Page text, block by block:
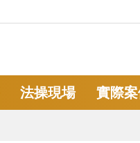
法操現場 實際案